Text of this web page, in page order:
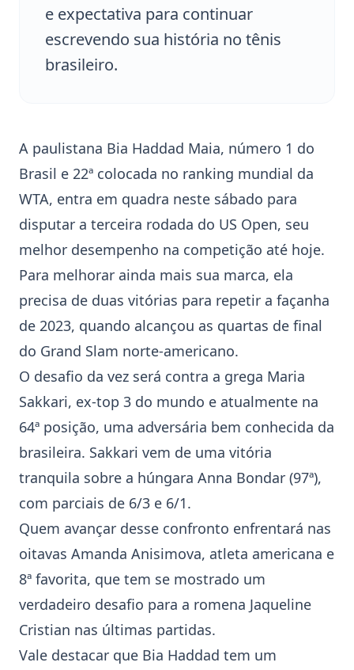
e expectativa para continuar
escrevendo sua história no tênis
brasileiro.
A paulistana Bia Haddad Maia, número 1 do
Brasil e 22ª colocada no ranking mundial da
WTA, entra em quadra neste sábado para
disputar a terceira rodada do US Open, seu
melhor desempenho na competição até hoje.
Para melhorar ainda mais sua marca, ela
precisa de duas vitórias para repetir a façanha
de 2023, quando alcançou as quartas de final
do Grand Slam norte-americano.
O desafio da vez será contra a grega Maria
Sakkari, ex-top 3 do mundo e atualmente na
64ª posição, uma adversária bem conhecida da
brasileira. Sakkari vem de uma vitória
tranquila sobre a húngara Anna Bondar (97ª),
com parciais de 6/3 e 6/1.
Quem avançar desse confronto enfrentará nas
oitavas Amanda Anisimova, atleta americana e
8ª favorita, que tem se mostrado um
verdadeiro desafio para a romena Jaqueline
Cristian nas últimas partidas.
Vale destacar que Bia Haddad tem um